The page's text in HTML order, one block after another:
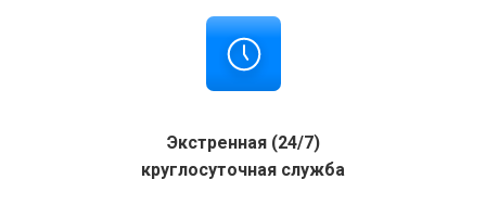
Экстренная (24/7)
круглосуточная служба